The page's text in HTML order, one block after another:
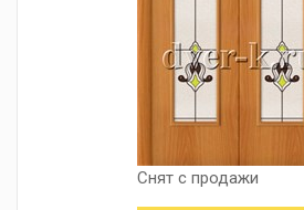
Снят с продажи